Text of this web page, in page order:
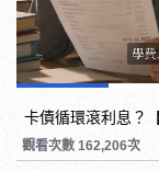
卡債循環滾利息？
觀看次數 162,206次